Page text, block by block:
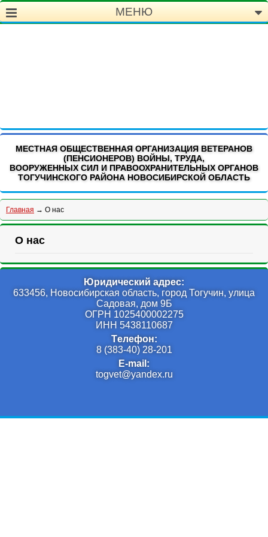
МЕСТНАЯ ОБЩЕСТВЕННАЯ ОРГАНИЗАЦИЯ ВЕТЕРАНОВ
(ПЕНСИОНЕРОВ) ВОЙНЫ, ТРУДА,
ВООРУЖЕННЫХ СИЛ И ПРАВООХРАНИТЕЛЬНЫХ ОРГАНОВ
ТОГУЧИНСКОГО РАЙОНА НОВОСИБИРСКОЙ ОБЛАСТЬ
МЕНЮ
Главная → О нас
О нас
Юридический адрес:
633456, Новосибирская область, город Тогучин, улица
Садовая, дом 9Б
ОГРН 1025400002275
ИНН 5438110687
Tелефон:
8 (383-40) 28-201
E-mail:
togvet@yandex.ru